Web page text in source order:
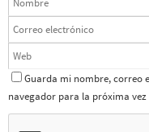
Guarda mi nombre, correo
navegador para la próxima